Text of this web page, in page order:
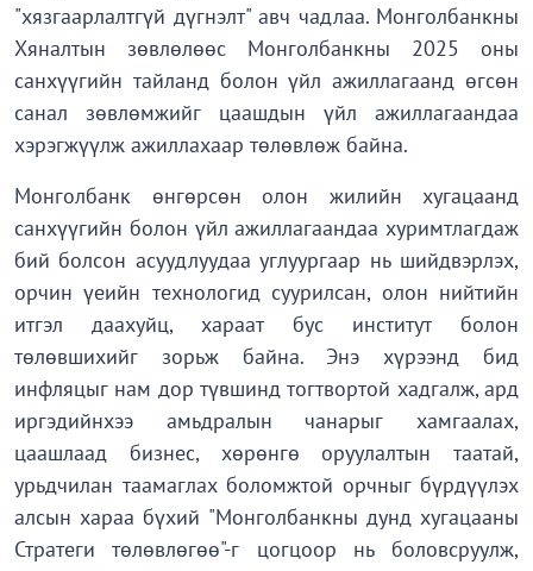
"хязгаарлалтгүй дүгнэлт" авч чадлаа. Монголбанкны
Хяналтын зөвлөлөөс Монголбанкны 2025 оны
санхүүгийн тайланд болон үйл ажиллагаанд өгсөн
санал зөвлөмжийг цаашдын үйл ажиллагаандаа
хэрэгжүүлж ажиллахаар төлөвлөж байна.
Монголбанк өнгөрсөн олон жилийн хугацаанд
санхүүгийн болон үйл ажиллагаандаа хуримтлагдаж
бий болсон асуудлуудаа углуургаар нь шийдвэрлэх,
орчин үеийн технологид суурилсан, олон нийтийн
итгэл даахуйц, хараат бус институт болон
төлөвшихийг зорьж байна. Энэ хүрээнд бид
инфляцыг нам дор түвшинд тогтвортой хадгалж, ард
иргэдийнхээ амьдралын чанарыг хамгаалах,
цаашлаад бизнес, хөрөнгө оруулалтын таатай,
урьдчилан таамаглах боломжтой орчныг бүрдүүлэх
алсын хараа бүхий "Монголбанкны дунд хугацааны
Стратеги төлөвлөгөө"-г цогцоор нь боловсруулж,